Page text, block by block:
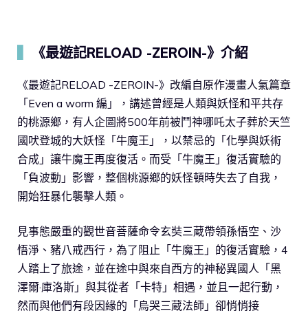
《最遊記RELOAD -ZEROIN-》介紹
《最遊記RELOAD -ZEROIN-》改編自原作漫畫人氣篇章
「Even a worm 編」，講述曾經是人類與妖怪和平共存
的桃源鄉，有人企圖將500年前被鬥神哪吒太子葬於天竺
國吠登城的大妖怪「牛魔王」，以禁忌的「化學與妖術
合成」讓牛魔王再度復活。而受「牛魔王」復活實驗的
「負波動」影響，整個桃源鄉的妖怪頓時失去了自我，
開始狂暴化襲擊人類。
見事態嚴重的觀世音菩薩命令玄奘三蔵帶領孫悟空、沙
悟淨、豬八戒西行，為了阻止「牛魔王」的復活實驗，4
人踏上了旅途，並在途中與來自西方的神秘異國人「黑
澤爾·庫洛斯」與其從者「卡特」相遇，並且一起行動，
然而與他們有段因緣的「烏哭三蔵法師」卻悄悄接